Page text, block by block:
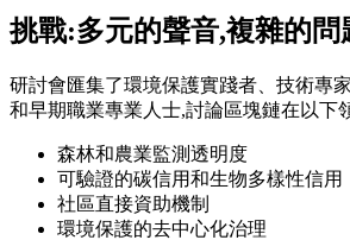
挑戰:多元的聲音,複雜的問
研討會匯集了環境保護實踐者、技術專
和早期職業專業人士,討論區塊鏈在以下
森林和農業監測透明度
可驗證的碳信用和生物多樣性信用
社區直接資助機制
環境保護的去中心化治理